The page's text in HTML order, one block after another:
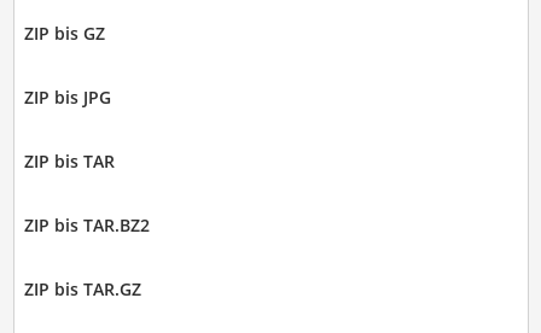
ZIP bis GZ
ZIP bis JPG
ZIP bis TAR
ZIP bis TAR.BZ2
ZIP bis TAR.GZ